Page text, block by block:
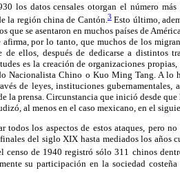
los datos censales otorgan el número
la región china de Cantón.3Esto último,
que se asentaron en muchos países de
afirma, por lo tanto, que muchos de los
ellos, después de dedicarse a distintos
es la creación de organizaciones
Nacionalista Chino o Kuo Ming Tang. A lo
de leyes, instituciones
la prensa. Circunstancia que inició desde
al menos en el caso mexicano, en el
todos los aspectos de estos ataques, pero
del siglo XIX hasta mediados los años
censo de 1940 registró sólo 311 chinos
su participación en la sociedad